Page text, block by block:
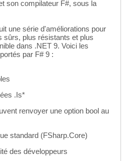
son compilateur F#, sous la
une série d'améliorations pour
sûrs, plus résistants et plus
dans .NET 9. Voici les
par F# 9 :
.Is*
renvoyer une option bool au
standard (FSharp.Core)
des développeurs